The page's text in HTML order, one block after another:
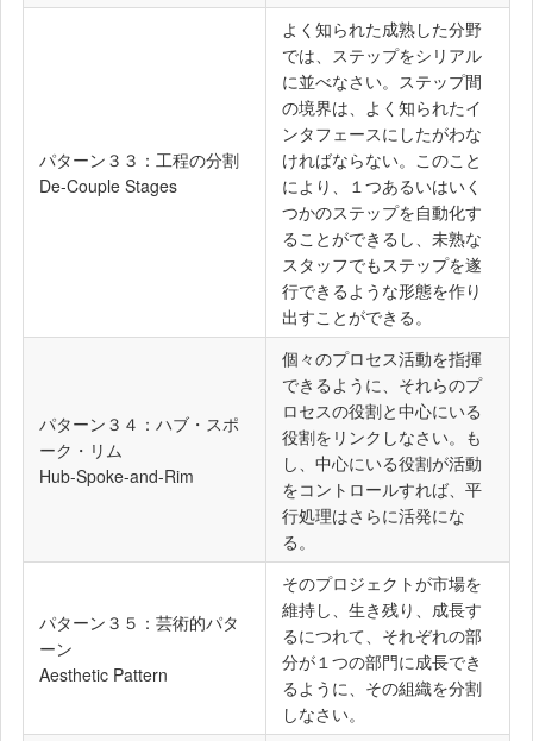
パターン３３：工程の分割
De-Couple Stages
よく知られた成熟した分野
では、ステップをシリアル
に並べなさい。ステップ間
の境界は、よく知られたイ
ンタフェースにしたがわな
ければならない。このこと
により、１つあるいはいく
つかのステップを自動化す
ることができるし、未熟な
スタッフでもステップを遂
行できるような形態を作り
出すことができる。
パターン３４：ハブ・スポ
ーク・リム
Hub-Spoke-and-Rim
個々のプロセス活動を指揮
できるように、それらのプ
ロセスの役割と中心にいる
役割をリンクしなさい。も
し、中心にいる役割が活動
をコントロールすれば、平
行処理はさらに活発にな
る。
パターン３５：芸術的パタ
ーン
Aesthetic Pattern
そのプロジェクトが市場を
維持し、生き残り、成長す
るにつれて、それぞれの部
分が１つの部門に成長でき
るように、その組織を分割
しなさい。